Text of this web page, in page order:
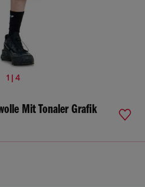
1 | 4
Mit Tonaler Grafik